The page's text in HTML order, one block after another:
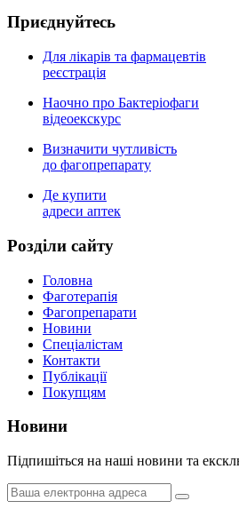
Приєднуйтесь
Для лікарів та фармацевтів
реєстрація
Наочно про Бактеріофаги
відеоекскурс
Визначити чутливість
до фагопрепарату
Де купити
адреси аптек
Роздiли сайту
Головна
Фаготерапія
Фагопрепарати
Новини
Спеціалістам
Контакти
Публікації
Покупцям
Новини
Пiдпишiться на нашi новини та